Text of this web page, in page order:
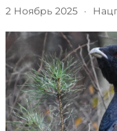
2 Ноябрь 2025 ·